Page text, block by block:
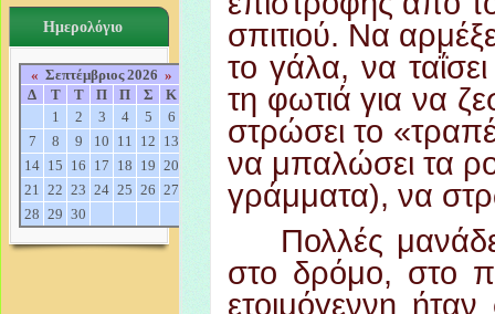
Ημερολόγιο
« Σεπτέμβριος 2026»
Δ
Τ Τ Π Π Σ
Κ
1
2 3 4 5
6
7
8 9 10 11 12 13
14 15 16 17 18 19 20
21 22 23 24 25 26 27
28 29 30
σπιτιού. Να
το γάλα, να
τη φωτιά για να
στρώσει το
να μπαλώσει τα
γράμματα), να
Πολλές
στο δρόμο, στο
ετοιμόγεννη